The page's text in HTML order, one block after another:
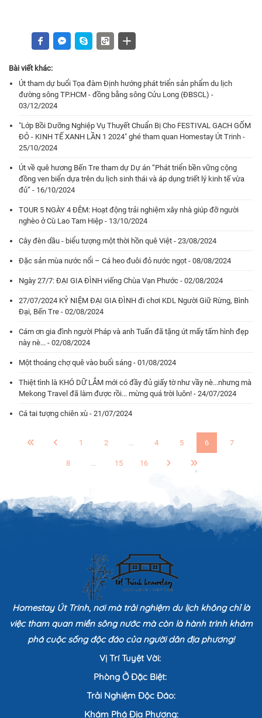
Bài viết khác:
Út tham dự buổi Tọa đàm Định hướng phát triển sản phẩm du lịch
đường sông TP.HCM - đồng bằng sông Cửu Long (ĐBSCL) -
03/12/2024
"Lớp Bồi Dưỡng Nghiệp Vụ Thuyết Chuẩn Bị Cho FESTIVAL GẠCH GỐM
ĐỎ - KINH TẾ XANH LẦN 1 2024" ghé tham quan Homestay Út Trinh -
25/10/2024
Út về quê hương Bến Tre tham dự Dự án “Phát triển bền vững cộng
đồng ven biển dựa trên du lịch sinh thái và áp dụng triết lý kinh tế vừa
đủ” - 16/10/2024
TOUR 5 NGÀY 4 ĐÊM: Hoạt động trải nghiệm xây nhà giúp đỡ người
nghèo ở Cù Lao Tam Hiệp - 13/10/2024
Cây đèn dầu - biểu tượng một thời hồn quê Việt - 23/08/2024
Đặc sản mùa nước nổi – Cá heo đuôi đỏ nước ngọt - 08/08/2024
Ngày 27/7: ĐẠI GIA ĐÌNH viếng Chùa Vạn Phước - 02/08/2024
27/07/2024 KỶ NIỆM ĐẠI GIA ĐÌNH đi chơi KDL Người Giữ Rừng, Bình
Đại, Bến Tre - 02/08/2024
Cám ơn gia đình người Pháp và anh Tuấn đã tặng út mấy tấm hình đẹp
này nè... - 02/08/2024
Một thoáng chợ quê vào buổi sáng - 01/08/2024
Thiệt tình là KHÓ DỮ LẮM mới có đầy đủ giấy tờ như vầy nè...nhưng mà
Mekong Travel đã làm được rồi... mừng quá trời luôn! - 24/07/2024
Cá tai tượng chiên xù - 21/07/2024
1 2 ... 4 5 6 7
8 ... 15 16
Homestay Út Trinh, nơi mà trải nghiệm du lịch không chỉ là
việc tham quan miền sông nước mà còn là hành trình khám
phá cuộc sống độc đáo của người dân địa phương!
Vị Trí Tuyệt Vời:
Phòng Ở Đặc Biệt:
Trải Nghiệm Độc Đáo:
Khám Phá Địa Phương: